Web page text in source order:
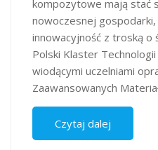
kompozytowe mają stać
nowoczesnej gospodarki,
innowacyjność z troską o
Polski Klaster
wiodącymi uczelniami
Zaawansowanych
Czytaj dalej